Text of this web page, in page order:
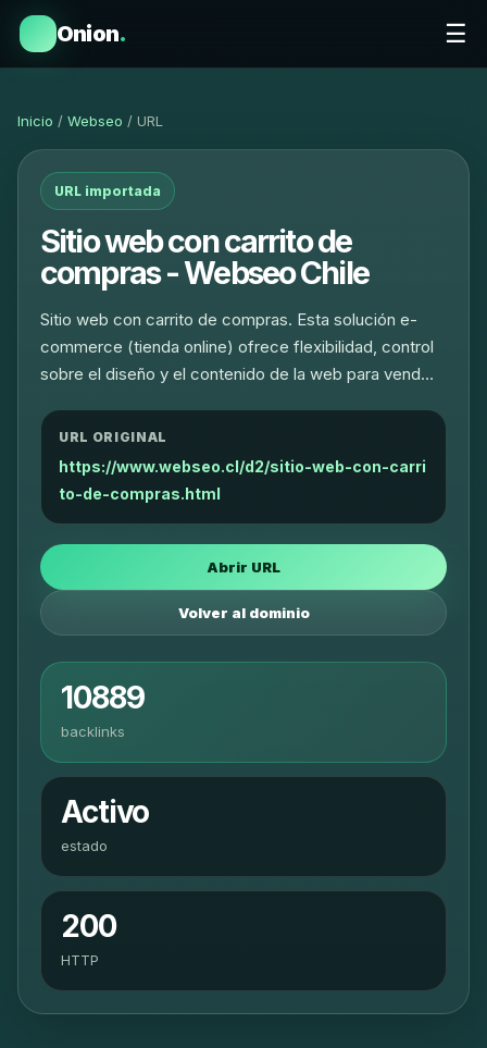
Onion. ☰
Inicio / Webseo / URL
URL importada
Sitio web con carrito de
compras - Webseo Chile
Sitio web con carrito de compras. Esta solución e-
commerce (tienda online) ofrece flexibilidad, control
sobre el diseño y el contenido de la web para vend…
URL ORIGINAL
https://www.webseo.cl/d2/sitio-web-con-carri
to-de-compras.html
Abrir URL
Volver al dominio
10889
backlinks
Activo
estado
200
HTTP